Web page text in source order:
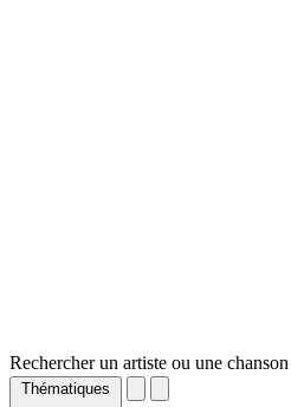
Rechercher un artiste ou une chanson
Thématiques